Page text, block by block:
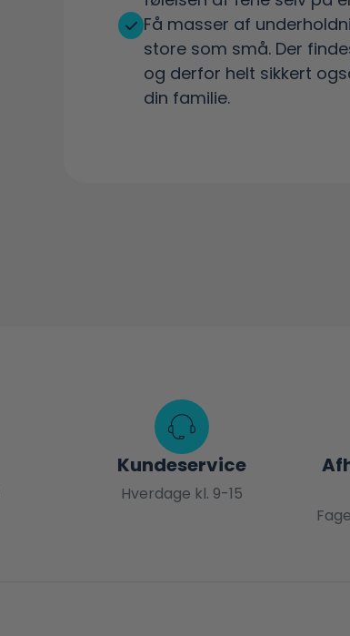
Få masser af
store som små. Der
og derfor helt sikkert
din familie.
Kundeservice
Hverdage kl. 9-15